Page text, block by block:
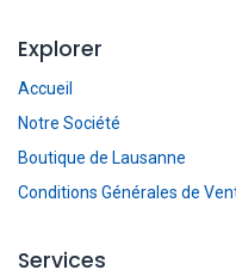
Explorer
Accueil
Notre Société
Boutique de Lausanne
Conditions Générales de
Services